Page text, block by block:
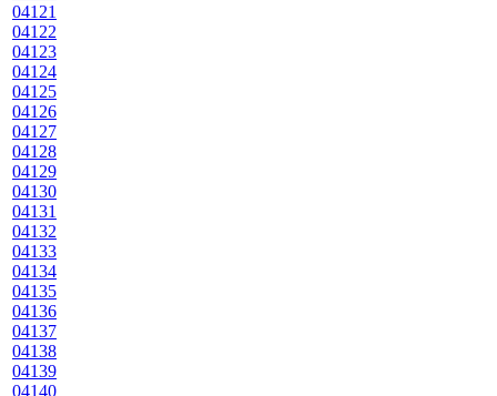
04121
04122
04123
04124
04125
04126
04127
04128
04129
04130
04131
04132
04133
04134
04135
04136
04137
04138
04139
04140